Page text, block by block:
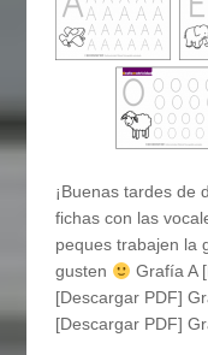
¡Buenas tardes de
fichas con las
peques trabajen la
gusten
Grafía A
[Descargar PDF]
[Descargar PDF]